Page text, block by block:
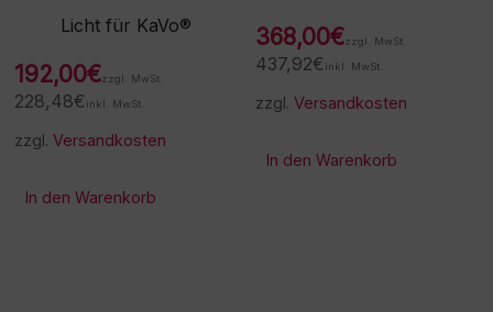
Licht für KaVo®
192,00€zzgl. MwSt.
228,48€ inkl. MwSt.
zzgl.Versandkosten
In den Warenkorb
368,00€zzgl. MwSt.
437,92€ inkl. MwSt.
zzgl.Versandkosten
In den Warenkorb